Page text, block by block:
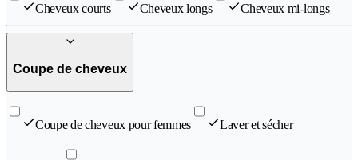
Cheveux courts Cheveux longs Cheveux mi-longs
Coupe de cheveux
Coupe de cheveux pour femmes Laver et sécher